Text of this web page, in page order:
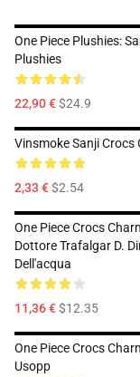
One Piece Plushies:
Plushies
22,90 €$24.9
Vinsmoke Sanji Crocs
2,33 €$2.54
One Piece Crocs
Dottore Trafalgar D.
Dell'acqua
11,36 €$12.35
One Piece Crocs
Usopp